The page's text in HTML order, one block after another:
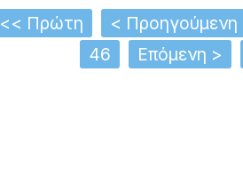
<< Πρώτη < Προηγούμενη
46
Επόμενη >